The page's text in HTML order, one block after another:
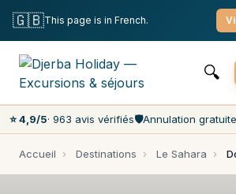
Annulation gratuite
Prix les moins chers du marché
Service
🔍
⭐ 4,9/5· 963 avis vérifiés🛡️Annulation
Accueil › Destinations › Le Sahara ›
🇬🇧This page is in French.